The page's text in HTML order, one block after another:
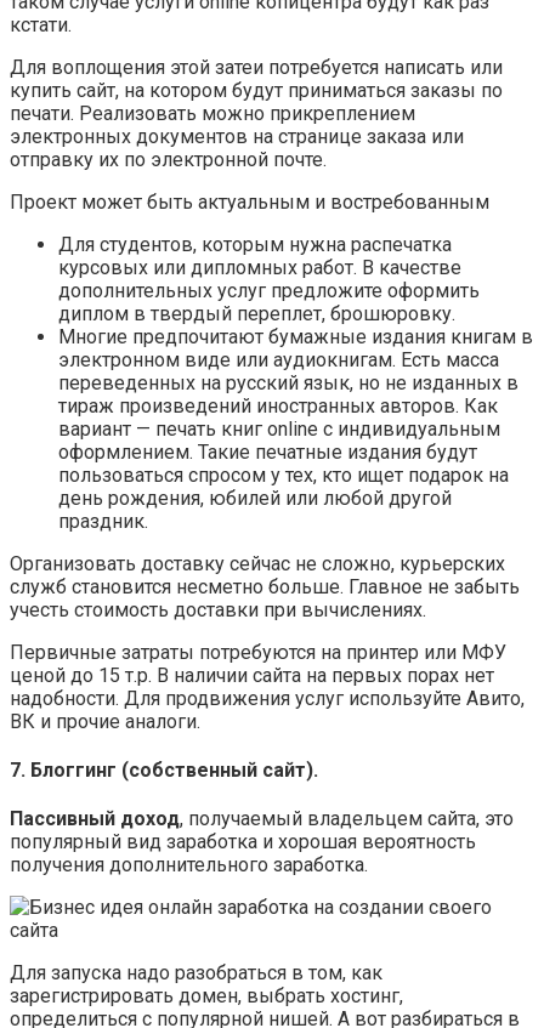
кстати.
Для воплощения этой затеи потребуется написать или
купить сайт, на котором будут приниматься заказы по
печати. Реализовать можно прикреплением
электронных документов на странице заказа или
отправку их по электронной почте.
Проект может быть актуальным и востребованным
Для студентов, которым нужна распечатка
курсовых или дипломных работ. В качестве
дополнительных услуг предложите оформить
диплом в твердый переплет, брошюровку.
Многие предпочитают бумажные издания книгам в
электронном виде или аудиокнигам. Есть масса
переведенных на русский язык, но не изданных в
тираж произведений иностранных авторов. Как
вариант — печать книг online с индивидуальным
оформлением. Такие печатные издания будут
пользоваться спросом у тех, кто ищет подарок на
день рождения, юбилей или любой другой
праздник.
Организовать доставку сейчас не сложно, курьерских
служб становится несметно больше. Главное не забыть
учесть стоимость доставки при вычислениях.
Первичные затраты потребуются на принтер или МФУ
ценой до 15 т.р. В наличии сайта на первых порах нет
надобности. Для продвижения услуг используйте Авито,
ВК и прочие аналоги.
7. Блоггинг (собственный сайт).
Пассивный доход, получаемый владельцем сайта, это
популярный вид заработка и хорошая вероятность
получения дополнительного заработка.
Для запуска надо разобраться в том, как
зарегистрировать домен, выбрать хостинг,
определиться с популярной нишей. А вот разбираться в